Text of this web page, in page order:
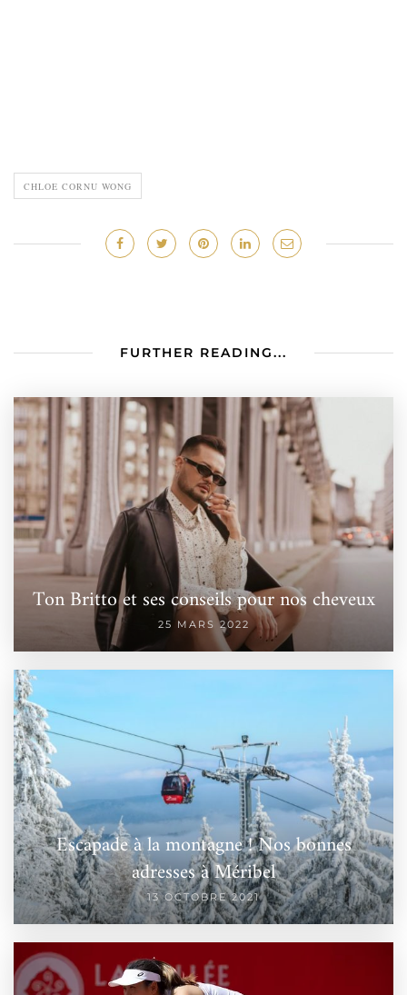
CHLOE CORNU WONG
FURTHER READING...
Ton Britto et ses conseils pour nos cheveux
25 MARS 2022
Escapade à la montagne ! Nos bonnes
adresses à Méribel
13 OCTOBRE 2021